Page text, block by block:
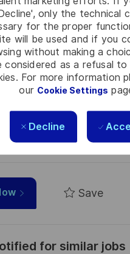
only the technical
for the proper
will be used and if you
without making a
considered as a refusal
For more information
our Cookie Settings
Decline
-
Partner #LI-BP1
90 29
Location
Save
for similar jobs